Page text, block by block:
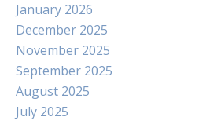
January 2026
December 2025
November 2025
September 2025
August 2025
July 2025